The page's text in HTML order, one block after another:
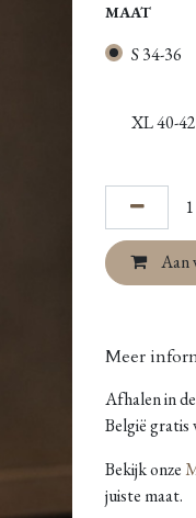
MAAT
S 34-36
XL 40-42
Aan
Meer
Afhalen in
België gratis
Bekijk onze
juiste maat.